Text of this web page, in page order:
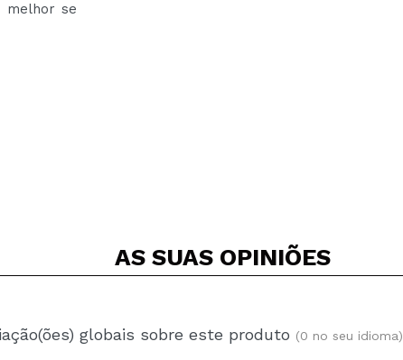
melhor se
AS SUAS OPINIÕES
globais sobre este produto (0 no seu idioma)